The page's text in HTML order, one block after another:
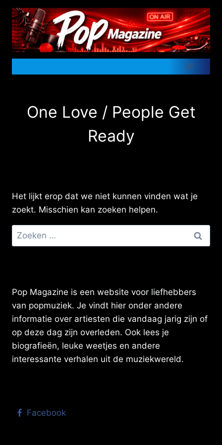
Doorgaan
naar
inhoud
One Love / People Get
Ready
Het lijkt erop dat we niet kunnen vinden wat je
zoekt. Misschien kan zoeken helpen.
Zoeken
naar:
Pop Magazine is een website voor liefhebbers
van popmuziek. Je vindt hier onder andere
informatie over artiesten die vandaag jarig zijn of
op deze dag zijn overleden. Ook lees je
biografieën, leuke weetjes en andere
interessante verhalen uit de muziekwereld.
Facebook